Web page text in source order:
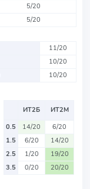
5/20
5/20
11/20
10/20
10/20
ИТ2Б
ИТ2М
0.5
14/20
6/20
1.5
6/20
14/20
2.5
1/20
19/20
3.5
0/20 20/20